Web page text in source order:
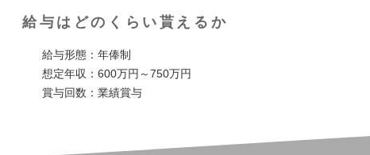
給与はどのくらい貰えるか
給与形態：年俸制
想定年収：600万円～750万円
賞与回数：業績賞与